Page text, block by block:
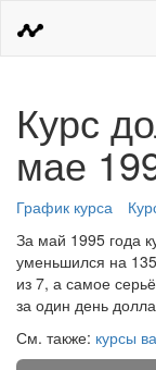
Курс
мае
График курса
За май 1995 года
уменьшился на
из 7, а самое
за один день
См. также: курсы